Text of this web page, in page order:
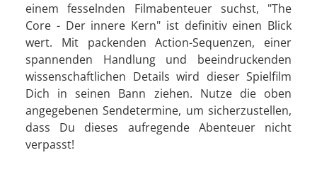
einem fesselnden Filmabenteuer suchst, "The
Core - Der innere Kern" ist definitiv einen Blick
wert. Mit packenden Action-Sequenzen, einer
spannenden Handlung und beeindruckenden
wissenschaftlichen Details wird dieser Spielfilm
Dich in seinen Bann ziehen. Nutze die oben
angegebenen Sendetermine, um sicherzustellen,
dass Du dieses aufregende Abenteuer nicht
verpasst!